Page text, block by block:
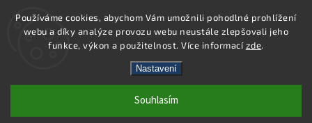
Používáme cookies, abychom Vám umožnili pohodlné prohlížení
webu a díky analýze provozu webu neustále zlepšovali jeho
funkce, výkon a použitelnost. Více informacízde.
Nastavení
Souhlasím
Hledat
PC42-8 - PIERCING TUNEL - ZELENÁ -